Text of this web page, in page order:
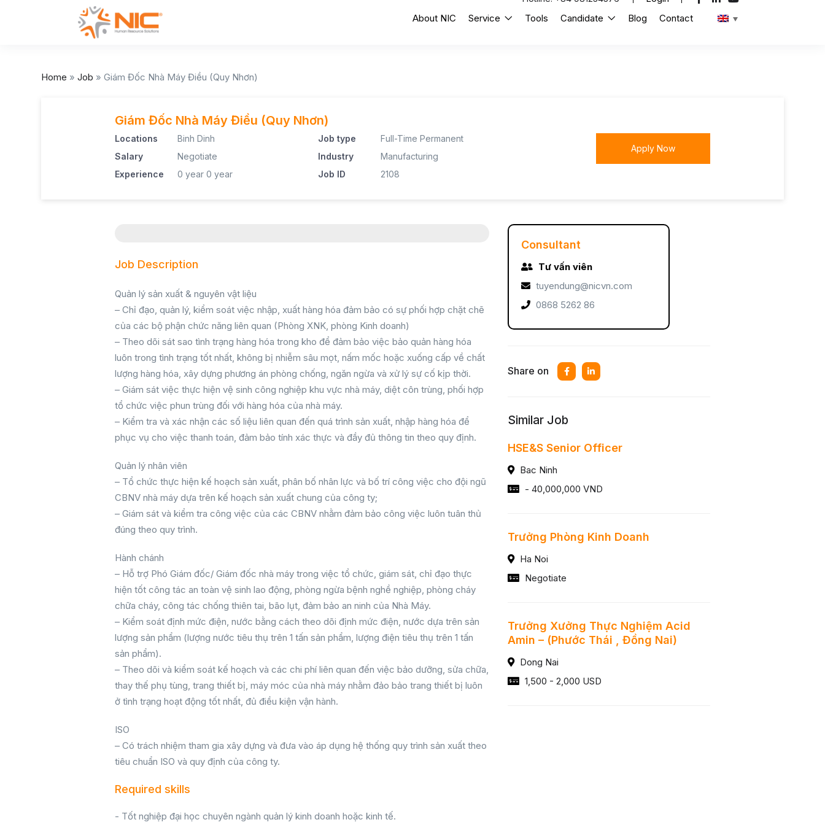
About NIC Service Tools Candidate Blog Contact
Home » Job » Giám Đốc Nhà Máy Điều (Quy Nhơn)
Giám Đốc Nhà Máy Điều (Quy Nhơn)
Locations
Binh Dinh
Salary
Negotiate
Experience
0 year 0 year
Job type
Full-Time Permanent
Industry
Manufacturing
Job ID
2108
Apply Now
Job Description
Quản lý sản xuất & nguyên vật liệu
– Chỉ đạo, quản lý, kiểm soát việc nhập, xuất hàng hóa đảm bảo có sự phối hợp chặt chẽ
của các bộ phận chức năng liên quan (Phòng XNK, phòng Kinh doanh)
– Theo dõi sát sao tình trạng hàng hóa trong kho để đảm bảo việc bảo quản hàng hóa
luôn trong tình trạng tốt nhất, không bị nhiễm sâu mọt, nấm mốc hoặc xuống cấp về chất
lượng hàng hóa, xây dựng phương án phòng chống, ngăn ngừa và xử lý sự cố kịp thời.
– Giám sát việc thực hiện vệ sinh công nghiệp khu vực nhà máy, diệt côn trùng, phối hợp
tổ chức việc phun trùng đối với hàng hóa của nhà máy.
– Kiểm tra và xác nhận các số liệu liên quan đến quá trình sản xuất, nhập hàng hóa để
phục vụ cho việc thanh toán, đảm bảo tính xác thực và đầy đủ thông tin theo quy định.
Quản lý nhân viên
– Tổ chức thực hiện kế hoạch sản xuất, phân bố nhân lực và bố trí công việc cho đội ngũ
CBNV nhà máy dựa trên kế hoạch sản xuất chung của công ty;
– Giám sát và kiểm tra công việc của các CBNV nhằm đảm bảo công việc luôn tuân thủ
đúng theo quy trình.
Hành chánh
– Hỗ trợ Phó Giám đốc/ Giám đốc nhà máy trong việc tổ chức, giám sát, chỉ đạo thực
hiện tốt công tác an toàn vệ sinh lao động, phòng ngừa bệnh nghề nghiệp, phòng cháy
chữa cháy, công tác chống thiên tai, bão lụt, đảm bảo an ninh của Nhà Máy.
– Kiểm soát định mức điện, nước bằng cách theo dõi định mức điện, nước dựa trên sản
lượng sản phẩm (lượng nước tiêu thụ trên 1 tấn sản phẩm, lượng điện tiêu thụ trên 1 tấn
sản phẩm).
– Theo dõi và kiểm soát kế hoạch và các chi phí liên quan đến việc bảo dưỡng, sửa chữa,
thay thế phụ tùng, trang thiết bị, máy móc của nhà máy nhằm đảo bảo trang thiết bị luôn
ở tình trạng hoạt động tốt nhất, đủ điều kiện vận hành.
ISO
– Có trách nhiệm tham gia xây dựng và đưa vào áp dụng hệ thống quy trình sản xuất theo
tiêu chuẩn ISO và quy định của công ty.
Required skills
- Tốt nghiệp đại học chuyên ngành quản lý kinh doanh hoặc kinh tế.
Consultant
Tư vấn viên
tuyendung@nicvn.com
0868 5262 86
Share on
Similar Job
HSE&S Senior Officer
Bac Ninh
- 40,000,000 VND
Trưởng Phòng Kinh Doanh
Ha Noi
Negotiate
Trưởng Xưởng Thực Nghiệm Acid
Amin – (Phước Thái , Đồng Nai)
Dong Nai
1,500 - 2,000 USD